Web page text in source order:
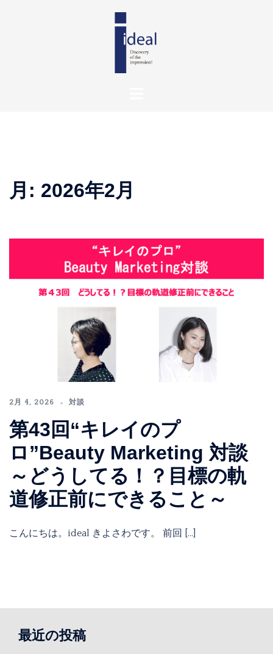
月: 2026年2月
2月 4, 2026 対談
第43回“キレイのプ
ロ”Beauty Marketing 対談
～どうしてる！？目標の軌
道修正前にできること～
こんにちは。ideal きよさわです。 前回 […]
最近の投稿